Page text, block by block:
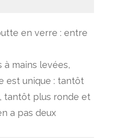
en verre : entre
à mains levées,
est unique : tantôt
tantôt plus ronde et
a pas deux